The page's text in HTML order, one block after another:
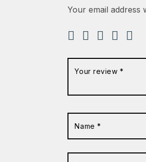
Your email address